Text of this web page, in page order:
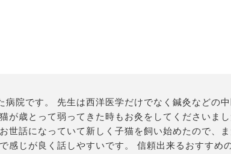
院です。 先生は西洋医学だけでなく鍼灸などの
が歳とって弱ってきた時もお灸をしてくださいま
世話になっていて新しく子猫を飼い始めたので、
感じが良く話しやすいです。 信頼出来るおすすめ